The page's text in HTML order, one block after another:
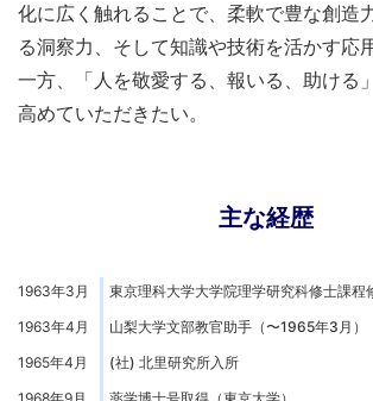
化に広く触れることで、柔軟で豊な創造
る洞察力、そして知識や技術を活かす応
一方、「人を敬愛する、報いる、助ける
高めていただきたい。
主な経歴
1963年3月
東京理科大学大学院理学研究科修士課程
1963年4月
山梨大学文部教官助手（〜1965年3月）
1965年4月
(社) 北里研究所入所